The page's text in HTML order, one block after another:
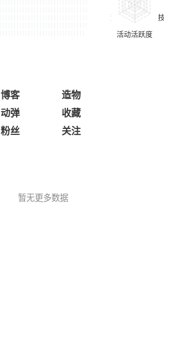
博客
造物
动弹
收藏
粉丝 关注
暂无更多数据